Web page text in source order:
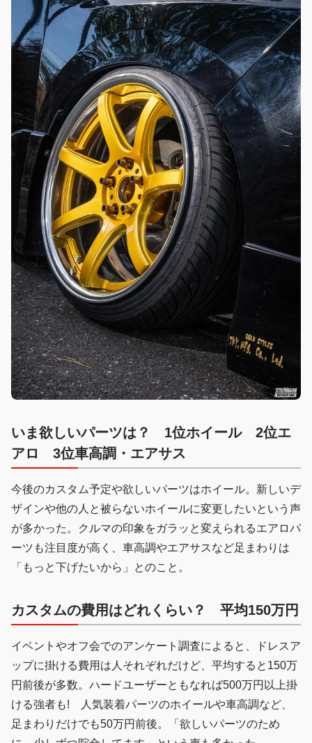
いま欲しいパーツは？ 1位ホイール 2位エ
アロ 3位車高調・エアサス
今後のカスタム予定や欲しいパーツはホイール。新しいデ
ザインや他の人と被らないホイールに変更したいという声
が多かった。クルマの印象をガラッと変えられるエアロパ
ーツも注目度が高く、車高調やエアサスなど足まわりは
「もっと下げたいから」とのこと。
カスタムの費用はどれくらい？ 平均150万円
イベントやオフ会でのアンケート調査によると、ドレスア
ップに掛ける費用は人それぞれだけど、平均すると150万
円前後が多数。ハードユーザーともなれば500万円以上掛
ける強者も! 人気装着パーツのホイールや車高調など、
足まわりだけでも50万円前後。「欲しいパーツのため